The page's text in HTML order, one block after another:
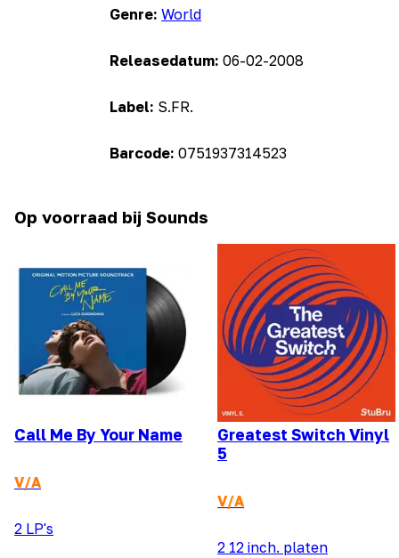
Genre: World
Releasedatum: 06-02-2008
Label: S.FR.
Barcode: 0751937314523
Op voorraad bij Sounds
Call Me By Your Name
V/A
2 LP's
Greatest Switch Vinyl
5
V/A
2 12 inch. platen